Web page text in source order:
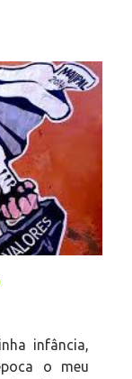
infância,
o meu